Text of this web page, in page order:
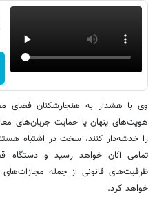
وی با هشدار به هنجارشکنان فضای
هویت‌های پنهان یا حمایت جریان‌های
را خدشه‌دار کنند، سخت در اشتباه
تمامی آنان خواهد رسید و دستگاه
ظرفیت‌های قانونی از جمله
خواهد کرد.